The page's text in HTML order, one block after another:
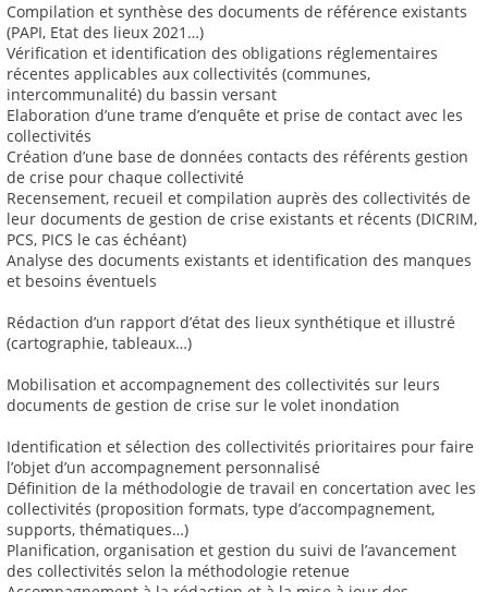
Compilation et synthèse des documents de référence existants
(PAPI, Etat des lieux 2021…)
Vérification et identification des obligations réglementaires
récentes applicables aux collectivités (communes,
intercommunalité) du bassin versant
Elaboration d’une trame d’enquête et prise de contact avec les
collectivités
Création d’une base de données contacts des référents gestion
de crise pour chaque collectivité
Recensement, recueil et compilation auprès des collectivités de
leur documents de gestion de crise existants et récents (DICRIM,
PCS, PICS le cas échéant)
Analyse des documents existants et identification des manques
et besoins éventuels
Rédaction d’un rapport d’état des lieux synthétique et illustré
(cartographie, tableaux…)
Mobilisation et accompagnement des collectivités sur leurs
documents de gestion de crise sur le volet inondation
Identification et sélection des collectivités prioritaires pour faire
l’objet d’un accompagnement personnalisé
Définition de la méthodologie de travail en concertation avec les
collectivités (proposition formats, type d’accompagnement,
supports, thématiques…)
Planification, organisation et gestion du suivi de l’avancement
des collectivités selon la méthodologie retenue